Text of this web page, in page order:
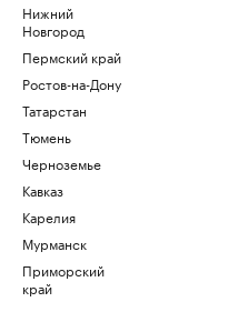
Нижний
Новгород
Пермский край
Ростов-на-Дону
Татарстан
Тюмень
Черноземье
Кавказ
Карелия
Мурманск
Приморский
край